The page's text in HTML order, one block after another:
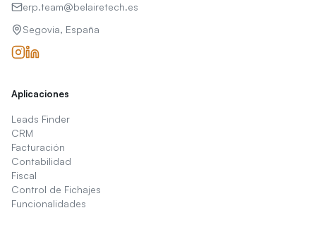
erp.team@belairetech.es
Segovia, España
Aplicaciones
Leads Finder
CRM
Facturación
Contabilidad
Fiscal
Control de Fichajes
Funcionalidades